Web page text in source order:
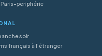
periphérie
soir
français à l’étranger